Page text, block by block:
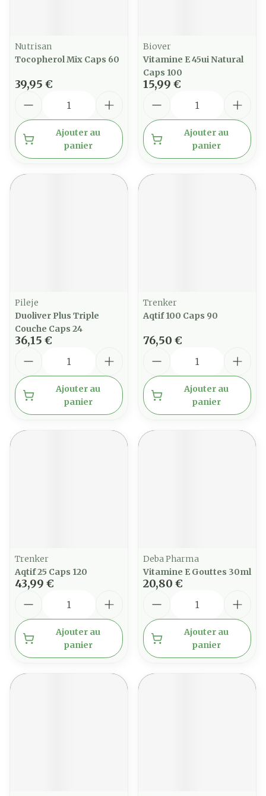
Nutrisan
Tocopherol Mix Caps 60
39,95 €
Ajouter au
panier
Biover
Vitamine E 45ui Natural
Caps 100
15,99 €
Ajouter au
panier
Pileje
Duoliver Plus Triple
Couche Caps 24
36,15 €
Ajouter au
panier
Trenker
Aqtif 100 Caps 90
76,50 €
Ajouter au
panier
Trenker
Aqtif 25 Caps 120
43,99 €
Ajouter au
panier
Deba Pharma
Vitamine E Gouttes 30ml
20,80 €
Ajouter au
panier